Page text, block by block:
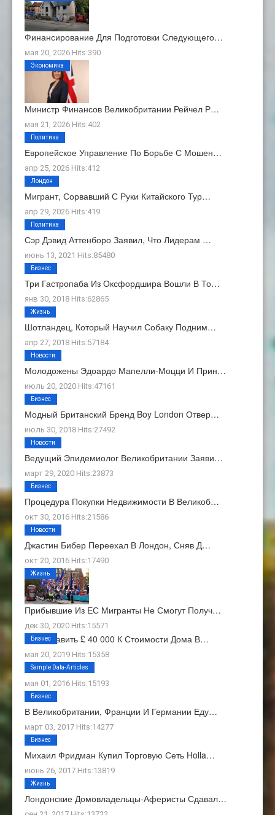
Финансирование Для Подготовки Следующего…
мая 20, 2026 Hits:390
Министр Финансов Великобритании Рейчел Р…
мая 21, 2026 Hits:402
Экономика
Европейское Управление По Борьбе С Мошен…
апр 25, 2026 Hits:412
Политика
Мигрант, Сорвавший С Руки Китайского Тур…
апр 29, 2026 Hits:419
Лондон
Сэр Дэвид Аттенборо Заявил, Что Лидерам …
июнь 13, 2021 Hits:85480
Политика
Три Гастропаба Из Оксфордшира Вошли В То…
янв 30, 2018 Hits:62865
Бизнес
Шотландец, Который Научил Собаку Подним…
апр 27, 2018 Hits:57184
Жизнь
Молодожены Эдоардо Мапелли-Моцци И Прин…
июль 20, 2020 Hits:47161
Новости
Модный Британский Бренд Boy London Отвер…
июль 30, 2018 Hits:27492
Бизнес
Ведущий Эпидемиолог Великобритании Заяви…
март 29, 2020 Hits:23873
Новости
Процедура Покупки Недвижимости В Великоб…
окт 30, 2016 Hits:21586
Бизнес
Джастин Бибер Переехал В Лондон, Сняв Д…
окт 20, 2016 Hits:17490
Новости
Прибывшие Из ЕС Мигранты Не Смогут Получ…
дек 30, 2020 Hits:15571
Жизнь
Как Добавить £ 40 000 К Стоимости Дома В…
мая 20, 2019 Hits:15358
Бизнес
О Нас
мая 01, 2016 Hits:15193
Sample Data-Articles
В Великобритании, Франции И Германии Еду…
март 03, 2017 Hits:14277
Бизнес
Михаил Фридман Купил Торговую Сеть Holla…
июнь 26, 2017 Hits:13819
Бизнес
Лондонские Домовладельцы-Аферисты Сдавал…
Жизнь